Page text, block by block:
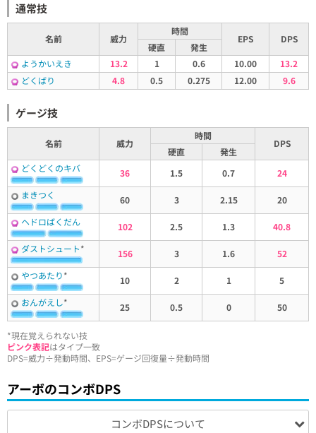
通常技
名前 威力
時間
EPS DPS
硬直
発生
ようかいえき
13.2 1 0.6 10.00
13.2
どくばり
4.8 0.5 0.275 12.00 9.6
ゲージ技
名前 威力
時間
DPS
硬直
発生
どくどくのキバ
36 1.5 0.7
24
まきつく
60 3 2.15
20
ヘドロばくだん
102 2.5 1.3
40.8
ダストシュート* 156 3 1.6
52
やつあたり* 10 2 1
5
おんがえし* 25 0.5 0 50
*現在覚えられない技
ピンク表記はタイプ一致
DPS=威力÷発動時間、EPS=ゲージ回復量÷発動時間
アーボのコンボDPS
コンボDPSについて